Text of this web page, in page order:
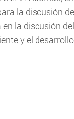
la discusión
la discusión
y el